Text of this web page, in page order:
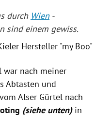
durch Wien-
sind einem gewiss.
Hersteller "my Boo"
war nach meiner
Abtasten und
Alser Gürtel nach
(siehe unten)in